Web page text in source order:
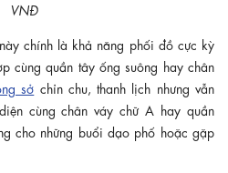
VNĐ
chính là khả năng phối đồ cực kỳ
cùng quần tây ống suông hay chân
sở chỉn chu, thanh lịch nhưng vẫn
cùng chân váy chữ A hay quần
cho những buổi dạo phố hoặc gặp